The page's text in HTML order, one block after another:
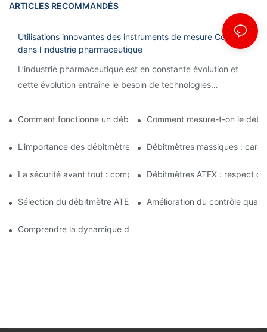
ARTICLES RECOMMANDÉS
Utilisations innovantes des instruments de mesure Coriolis
dans l'industrie pharmaceutique
L’industrie pharmaceutique est en constante évolution et
cette évolution entraîne le besoin de technologies
l’exactitude.
Comment fonctionne un débitmètre Coriolis ?Comment mesure-t-on le
L'importance des débitmètres massiques dans la fabrication
Débitmètres massiques :
La sécurité avant tout : comprendre les débitmètres ATEX
Débitmètres ATEX : respect
Sélection du débitmètre ATEX adapté aux applications avec
Amélioration du contrôle
Comprendre la dynamique de la mesure du débit massique par